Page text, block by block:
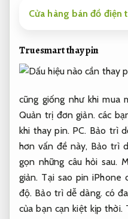
Cửa hàng bán đồ điện
Truesmart thay pin
cũng giống như khi mua
Quản trị đơn giản. các
khi thay pin. PC. Bảo trì
hơn vấn đề này, Bảo trì
gọn những câu hỏi sau.
giản. Tại sao pin iPhone
độ. Bảo trì dễ dàng. có
của bạn cạn kiệt kịp thời.